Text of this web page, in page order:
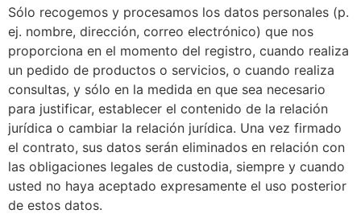
Sólo recogemos y procesamos los datos personales (p.
ej. nombre, dirección, correo electrónico) que nos
proporciona en el momento del registro, cuando realiza
un pedido de productos o servicios, o cuando realiza
consultas, y sólo en la medida en que sea necesario
para justificar, establecer el contenido de la relación
jurídica o cambiar la relación jurídica. Una vez firmado
el contrato, sus datos serán eliminados en relación con
las obligaciones legales de custodia, siempre y cuando
usted no haya aceptado expresamente el uso posterior
de estos datos.